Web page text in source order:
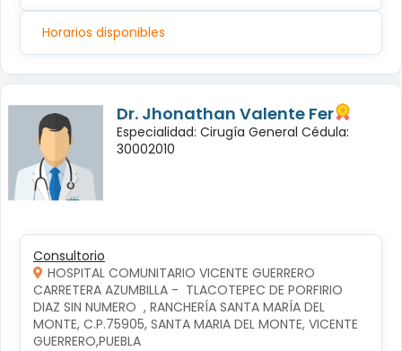
Horarios disponibles
Dr. Jhonathan Valente Fer
Especialidad: Cirugía General Cédula:
30002010
Consultorio
HOSPITAL COMUNITARIO VICENTE GUERRERO
CARRETERA AZUMBILLA -  TLACOTEPEC DE PORFIRIO
DIAZ SIN NUMERO  , RANCHERÍA SANTA MARÍA DEL
MONTE, C.P.75905, SANTA MARIA DEL MONTE, VICENTE
GUERRERO,PUEBLA